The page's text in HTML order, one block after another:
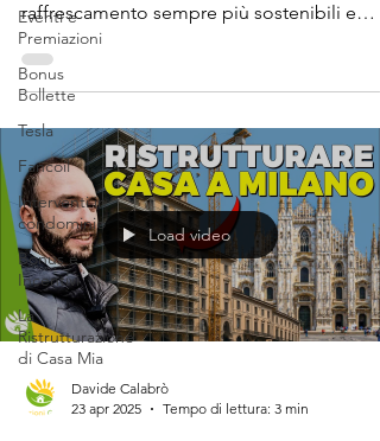
Eventi e
Premiazioni
Bonus
Bollette
Tesla
Fancoil
Interventi in
condominio
Bonus e
Incentivi
La
Ristrutturazione
di Casa Mia
raffrescamento sempre più sostenibili e
efficienti è ormai una priorità per chi
desidera vivere in una casa che rispetti
l'ambiente e ottimizzi i consumi energetici.
Tra le soluzioni più apprezzate per il
riscaldamento domestico, l'impianto
radiante a pavimento sta guadagnando
sempre più attenzione, grazie alla sua
capacità di garantire un comfort termico
elevato e un'efficienza energetica
Load video
Davide Calabrò
23 apr 2025
Tempo di lettura: 3 min